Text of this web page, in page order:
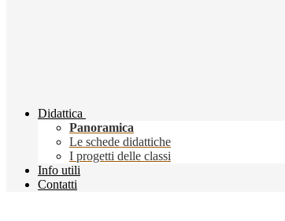
Didattica
Panoramica
Le schede didattiche
I progetti delle classi
Info utili
Contatti